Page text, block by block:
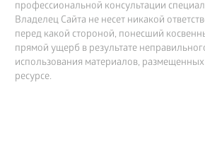
профессиональной консультации
Владелец Сайта не несет никакой
перед какой стороной, понесший
прямой ущерб в результате
использования материалов,
ресурсе.